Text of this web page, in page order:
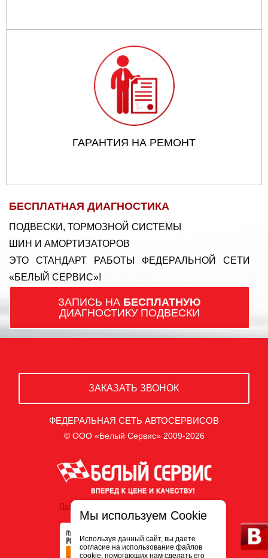
ГАРАНТИЯ НА РЕМОНТ
БЕСПЛАТНАЯ ДИАГНОСТИКА
ПОДВЕСКИ, ТОРМОЗНОЙ СИСТЕМЫ
ШИН И АМОРТИЗАТОРОВ
ЭТО СТАНДАРТ РАБОТЫ ФЕДЕРАЛЬНОЙ СЕТИ
«БЕЛЫЙ СЕРВИС»!
ЗАПИСЬ НА БЕСПЛАТНУЮ
ДИАГНОСТИКУ ПОДВЕСКИ
ЗАКАЗАТЬ ЗВОНОК
ФЕДЕРАЛЬНАЯ СЕТЬ АВТОСЕРВИСОВ
© ООО «Белый Сервис» 2009-2026
Политика обработки персональных данных
Мы используем Cookie
Используя данный сайт, вы даете
согласие на использование файлов
cookie, помогающих нам сделать его